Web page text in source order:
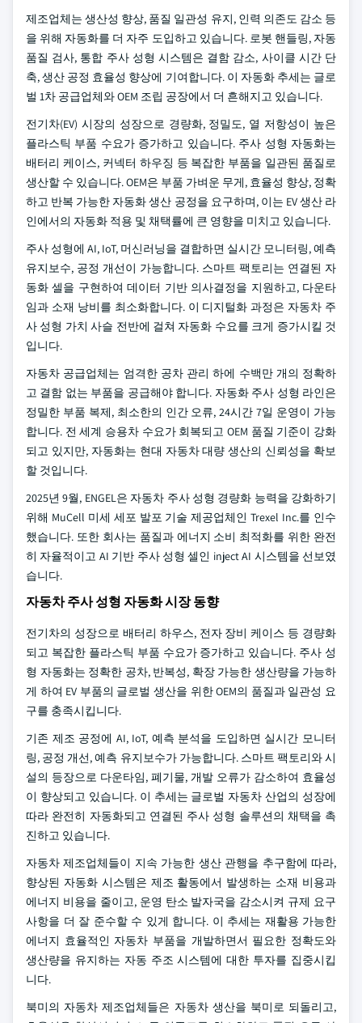
제조업체는 생산성 향상, 품질 일관성 유지, 인력 의존도 감소 등
을 위해 자동화를 더 자주 도입하고 있습니다. 로봇 핸들링, 자동
품질 검사, 통합 주사 성형 시스템은 결함 감소, 사이클 시간 단
축, 생산 공정 효율성 향상에 기여합니다. 이 자동화 추세는 글로
벌 1차 공급업체와 OEM 조립 공장에서 더 흔해지고 있습니다.
전기차(EV) 시장의 성장으로 경량화, 정밀도, 열 저항성이 높은
플라스틱 부품 수요가 증가하고 있습니다. 주사 성형 자동화는
배터리 케이스, 커넥터 하우징 등 복잡한 부품을 일관된 품질로
생산할 수 있습니다. OEM은 부품 가벼운 무게, 효율성 향상, 정확
하고 반복 가능한 자동화 생산 공정을 요구하며, 이는 EV 생산 라
인에서의 자동화 적용 및 채택률에 큰 영향을 미치고 있습니다.
주사 성형에 AI, IoT, 머신러닝을 결합하면 실시간 모니터링, 예측
유지보수, 공정 개선이 가능합니다. 스마트 팩토리는 연결된 자
동화 셀을 구현하여 데이터 기반 의사결정을 지원하고, 다운타
임과 소재 낭비를 최소화합니다. 이 디지털화 과정은 자동차 주
사 성형 가치 사슬 전반에 걸쳐 자동화 수요를 크게 증가시킬 것
입니다.
자동차 공급업체는 엄격한 공차 관리 하에 수백만 개의 정확하
고 결함 없는 부품을 공급해야 합니다. 자동화 주사 성형 라인은
정밀한 부품 복제, 최소한의 인간 오류, 24시간 7일 운영이 가능
합니다. 전 세계 승용차 수요가 회복되고 OEM 품질 기준이 강화
되고 있지만, 자동화는 현대 자동차 대량 생산의 신뢰성을 확보
할 것입니다.
2025년 9월, ENGEL은 자동차 주사 성형 경량화 능력을 강화하기
위해 MuCell 미세 세포 발포 기술 제공업체인 Trexel Inc.를 인수
했습니다. 또한 회사는 품질과 에너지 소비 최적화를 위한 완전
히 자율적이고 AI 기반 주사 성형 셀인 inject AI 시스템을 선보였
습니다.
자동차 주사 성형 자동화 시장 동향
전기차의 성장으로 배터리 하우스, 전자 장비 케이스 등 경량화
되고 복잡한 플라스틱 부품 수요가 증가하고 있습니다. 주사 성
형 자동화는 정확한 공차, 반복성, 확장 가능한 생산량을 가능하
게 하여 EV 부품의 글로벌 생산을 위한 OEM의 품질과 일관성 요
구를 충족시킵니다.
기존 제조 공정에 AI, IoT, 예측 분석을 도입하면 실시간 모니터
링, 공정 개선, 예측 유지보수가 가능합니다. 스마트 팩토리와 시
설의 등장으로 다운타임, 폐기물, 개발 오류가 감소하여 효율성
이 향상되고 있습니다. 이 추세는 글로벌 자동차 산업의 성장에
따라 완전히 자동화되고 연결된 주사 성형 솔루션의 채택을 촉
진하고 있습니다.
자동차 제조업체들이 지속 가능한 생산 관행을 추구함에 따라,
향상된 자동화 시스템은 제조 활동에서 발생하는 소재 비용과
에너지 비용을 줄이고, 운영 탄소 발자국을 감소시켜 규제 요구
사항을 더 잘 준수할 수 있게 합니다. 이 추세는 재활용 가능한
에너지 효율적인 자동차 부품을 개발하면서 필요한 정확도와
생산량을 유지하는 자동 주조 시스템에 대한 투자를 집중시킵
니다.
북미의 자동차 제조업체들은 자동차 생산을 북미로 되돌리고,